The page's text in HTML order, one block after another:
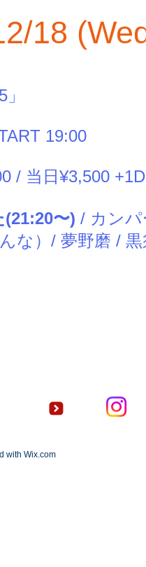
18
19:00
/ 当日¥3,500
〜) / カン
な）/ 夢野磨 /
with Wix.com